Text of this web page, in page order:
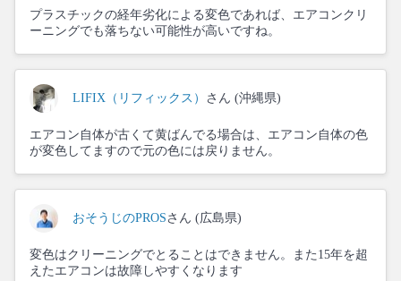
プラスチックの経年劣化による変色であれば、エアコンクリ
ーニングでも落ちない可能性が高いですね。
LIFIX（リフィックス） さん (沖縄県)
エアコン自体が古くて黄ばんでる場合は、エアコン自体の色
が変色してますので元の色には戻りません。
おそうじのPROS さん (広島県)
変色はクリーニングでとることはできません。また15年を超
えたエアコンは故障しやすくなります